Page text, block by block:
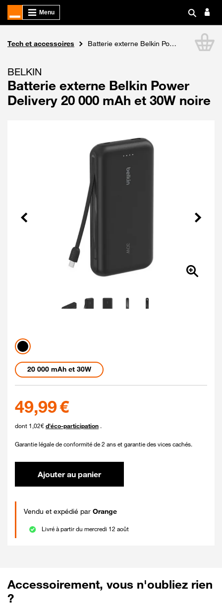
Boutique Orange
Tech et accessoires Batterie externe Belkin Power Delivery 20 000 mAh et 30W noire
BELKIN
Batterie externe Belkin Power
Delivery 20 000 mAh et 30W noire
Précédent Suivant
Couleur
Coloris disponibles
noir
Longueur
20 000 mAh et 30W
49,99 €
dont 1,02€ d'éco-participation .
Garantie légale de conformité de 2 ans et garantie des vices cachés.
Ajouter au panier
Vendu et expédié par Orange
Livré à partir du mercredi 12 août
Accessoirement, vous n'oubliez rien
?